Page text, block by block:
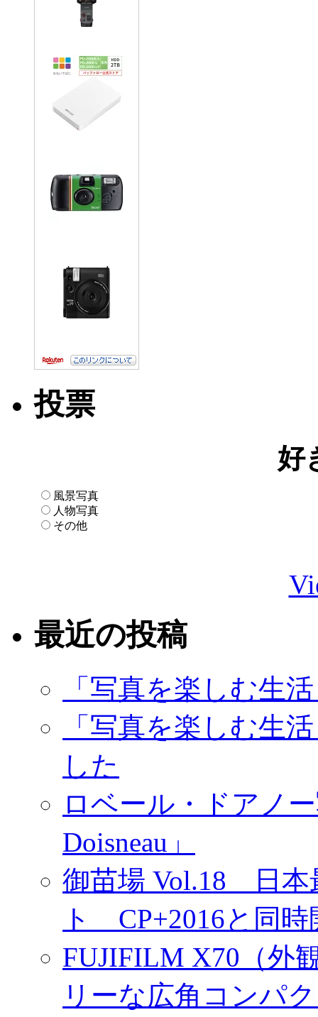
投票
好
風景写真
人物写真
その他
最近の投稿
「写真を楽しむ生
「写真を楽しむ生
した
ロベール・ドアノ
Doisneau」
御苗場 Vol.18 日本
ト CP+2016と同時
FUJIFILM X70（外
リーな広角コンパ